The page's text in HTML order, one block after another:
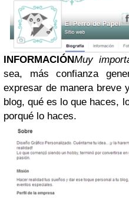
INFORMACIÓNMuy
sea, más confianza
expresar de manera breve
blog, qué es lo que haces,
porqué lo haces.